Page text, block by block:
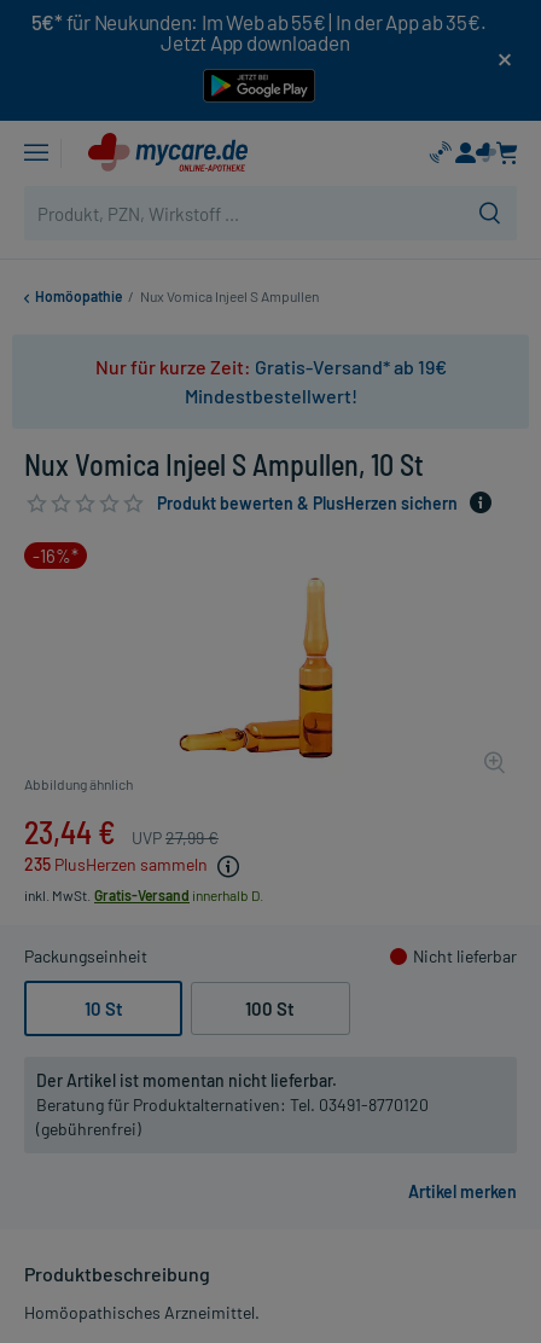
5€* für Neukunden: Im Web ab 55€ | In der App ab 35€.
Jetzt App downloaden
Homöopathie / Nux Vomica Injeel S Ampullen
Nur für kurze Zeit: Gratis-Versand* ab 19€
Mindestbestellwert!
Nux Vomica Injeel S Ampullen, 10 St
Produkt bewerten & PlusHerzen sichern
-16%*
Abbildung ähnlich
23,44 € UVP27,99 €
235 PlusHerzen sammeln
inkl. MwSt. Gratis-Versand innerhalb D.
Packungseinheit Nicht lieferbar
10 St 100 St
Der Artikel ist momentan nicht lieferbar.
Beratung für Produktalternativen: Tel. 03491-8770120
(gebührenfrei)
Produktbeschreibung
Homöopathisches Arzneimittel.